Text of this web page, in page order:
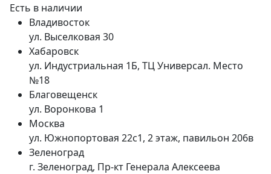
Есть в наличии
Владивосток
ул. Выселковая 30
Хабаровск
ул. Индустриальная 1Б, ТЦ Универсал. Место
№18
Благовещенск
ул. Воронкова 1
Москва
ул. Южнопортовая 22с1, 2 этаж, павильон 206в
Зеленоград
г. Зеленоград, Пр-кт Генерала Алексеева